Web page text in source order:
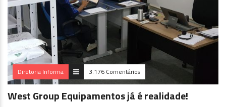
Diretoria Informa 3.176 Comentários
West Group Equipamentos já é realidade!